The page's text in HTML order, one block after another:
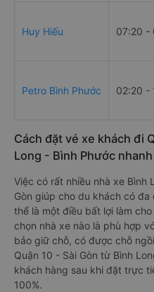
Huy Hiếu 07:20 -
Petro Bình Phước 02:20 -
Cách đặt vé xe khách đi
Long - Bình Phước
Việc có rất nhiều nhà xe Bình
Gòn giúp cho du khách có
thể là một điều bất lợi làm
chọn nhà xe nào là phù hợp
bảo giữ chỗ, có được chỗ
Quận 10 - Sài Gòn từ Bình
khách hàng sau khi đặt trực
100%.